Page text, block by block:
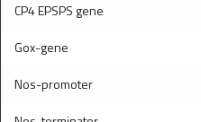
CP4 EPSPS gene
Gox-gene
Nos-promoter